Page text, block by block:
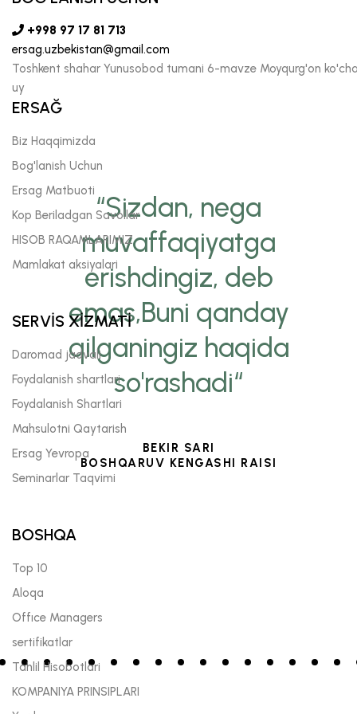
“Sizdan, nega
muvaffaqiyatga
erishdingiz, deb
emas,Buni qanday
qilganingiz haqida
so'rashadi“
BEKIR SARI
BOSHQARUV KENGASHI RAISI
+998 97 17 81 713
ersag.uzbekistan@gmail.com
Toshkent shahar Yunusobod tumani 6-mavze Moyqurg'on
uy
ERSAĞ
Biz Haqqimizda
Bog'lanish Uchun
Ersag Matbuoti
Kop Beriladgan Savollar
HISOB RAQAMLARIMIZ
Mamlakat aksiyalari
SERVİS XİZMATİ
Daromad jadvali
Foydalanish shartlari
Foydalanish Shartlari
Mahsulotni Qaytarish
Ersag Yevropa
Seminarlar Taqvimi
BOSHQA
Top 10
Aloqa
Offıce Managers
sertifikatlar
Tahlil Hisobotlari
KOMPANIYA PRINSIPLARI